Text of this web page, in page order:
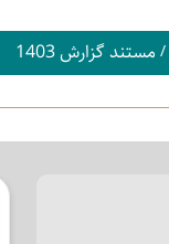
/ مستند گزارش 1403